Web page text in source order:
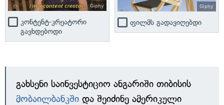
Giphy
კონტენტ-კრეატორი
გავხდებოდი
Giphy
ფილმს გადავიღებდი
გახსენი საინვესტიციო ანგარიში თიბისის
მობაილბანკში და შეიძინე ამერიკული